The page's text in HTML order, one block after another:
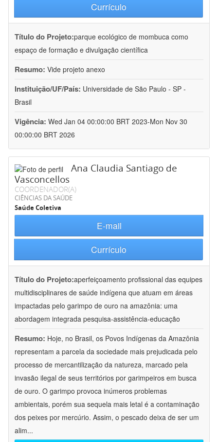
Currículo
Título do Projeto:parque ecológico de mombuca como
espaço de formação e divulgação científica
Resumo: Vide projeto anexo
Instituição/UF/País: Universidade de São Paulo - SP -
Brasil
Vigência: Wed Jan 04 00:00:00 BRT 2023-Mon Nov 30
00:00:00 BRT 2026
Ana Claudia Santiago de
Vasconcellos
COORDENADOR(A)
CIÊNCIAS DA SAÚDE
Saúde Coletiva
E-mail
Currículo
Título do Projeto:aperfeiçoamento profissional das equipes
multidisciplinares de saúde indígena que atuam em áreas
impactadas pelo garimpo de ouro na amazônia: uma
abordagem integrada pesquisa-assistência-educação
Resumo: Hoje, no Brasil, os Povos Indígenas da Amazônia
representam a parcela da sociedade mais prejudicada pelo
processo de mercantilização da natureza, marcado pela
invasão ilegal de seus territórios por garimpeiros em busca
de ouro. O garimpo provoca inúmeros problemas
ambientais, porém sua sequela mais letal é a contaminação
dos peixes por mercúrio. Assim, o pescado deixa de ser um
alim...